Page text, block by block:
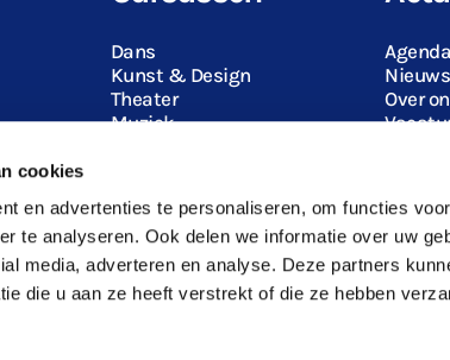
cookies
en advertenties te personaliseren, om functies
te analyseren. Ook delen we informatie over uw
media, adverteren en analyse. Deze partners
die u aan ze heeft verstrekt of die ze hebben
Dans
Kunst & Design
Theater
Muziek
Agenda
Nieuws
Over